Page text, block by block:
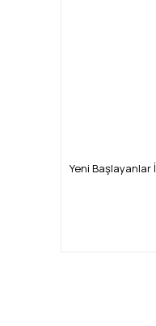
Yeni Başlayanlar